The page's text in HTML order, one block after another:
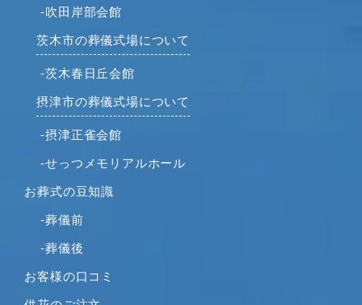
2021年8月
2021年7月
2021年6月
2021年5月
2021年4月
2021年1月
2020年12月
2020年11月
2020年8月
-吹田岸部会館
茨木市の葬儀式場について
-茨木春日丘会館
摂津市の葬儀式場について
-摂津正雀会館
-せっつメモリアルホール
お葬式の豆知識
-葬儀前
-葬儀後
お客様の口コミ